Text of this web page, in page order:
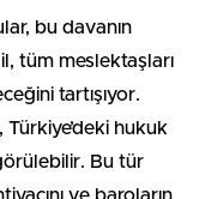
bu davanın
tüm meslektaşları
tartışıyor.
hukuk
Bu tür